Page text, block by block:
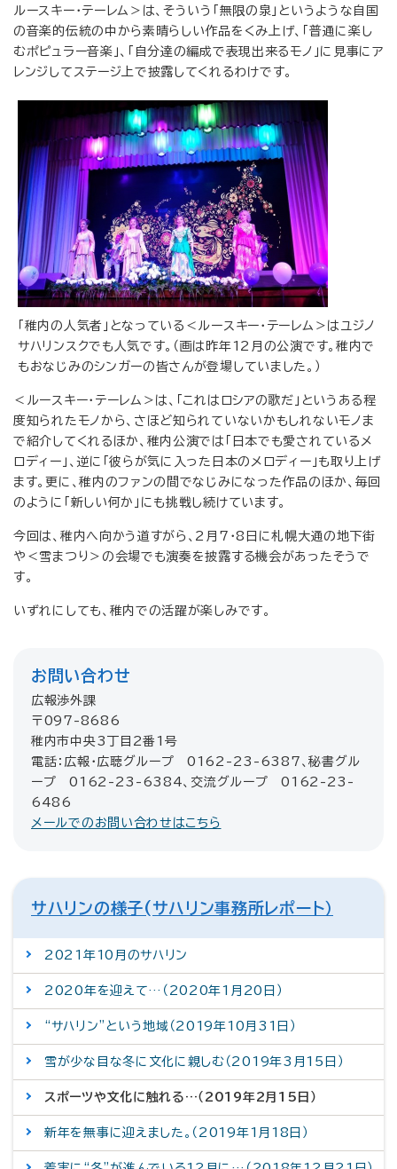
ルースキー・テーレム＞は、そういう「無限の泉」というような自国
の音楽的伝統の中から素晴らしい作品をくみ上げ、「普通に楽し
むポピュラー音楽」、「自分達の編成で表現出来るモノ」に見事にア
レンジしてステージ上で披露してくれるわけです。
「稚内の人気者」となっている＜ルースキー・テーレム＞はユジノ
サハリンスクでも人気です。（画は昨年12月の公演です。稚内で
もおなじみのシンガーの皆さんが登場していました。）
＜ルースキー・テーレム＞は、「これはロシアの歌だ」というある程
度知られたモノから、さほど知られていないかもしれないモノま
で紹介してくれるほか、稚内公演では「日本でも愛されているメ
ロディー」、逆に「彼らが気に入った日本のメロディー」も取り上げ
ます。更に、稚内のファンの間でなじみになった作品のほか、毎回
のように「新しい何か」にも挑戦し続けています。
今回は、稚内へ向かう道すがら、2月7・8日に札幌大通の地下街
や＜雪まつり＞の会場でも演奏を披露する機会があったそうで
す。
いずれにしても、稚内での活躍が楽しみです。
お問い合わせ
広報渉外課
〒097-8686
稚内市中央3丁目2番1号
電話：広報・広聴グループ 0162-23-6387、秘書グル
ープ 0162-23-6384、交流グループ 0162-23-
6486
メールでのお問い合わせはこちら
サハリンの様子(サハリン事務所レポート）
2021年10月のサハリン
2020年を迎えて…（2020年1月20日）
“サハリン”という地域（2019年10月31日）
雪が少な目な冬に文化に親しむ（2019年3月15日）
スポーツや文化に触れる…（2019年2月15日）
新年を無事に迎えました。（2019年1月18日）